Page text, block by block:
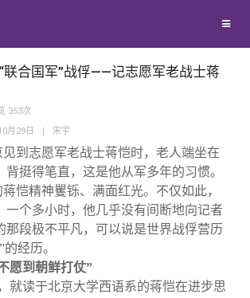
西南联大校友会
义工计划
新媒体平台
青春风采
校友文苑
校友讲坛
校友视界
校友服务
联合国军”战俘——记志愿军老战士蒋
353次
月29日
| 宋宇
到志愿军老战士蒋恺时，老人端坐在
背挺得笔直，这是他从军多年的习惯。
恺精神矍铄、满面红光。不仅如此，
一个多小时，他几乎没有间断地向记者
那段极不平凡，可以说是世界战俘营历
经历。
愿到朝鲜打仗”
就读于北京大学西语系的蒋恺在进步思